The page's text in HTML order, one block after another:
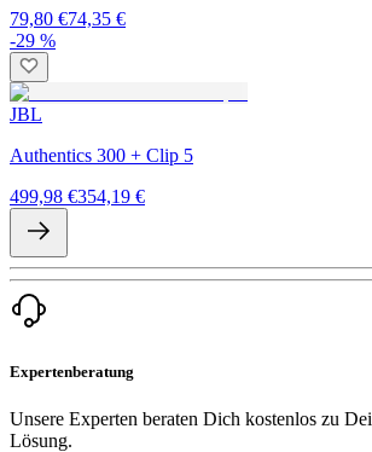
79,80 €74,35 €
-29 %
JBL
Authentics 300 + Clip 5
499,98 €354,19 €
Expertenberatung
Unsere Experten beraten Dich kostenlos zu
Lösung.